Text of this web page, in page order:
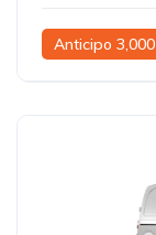
Anticipo 3,000